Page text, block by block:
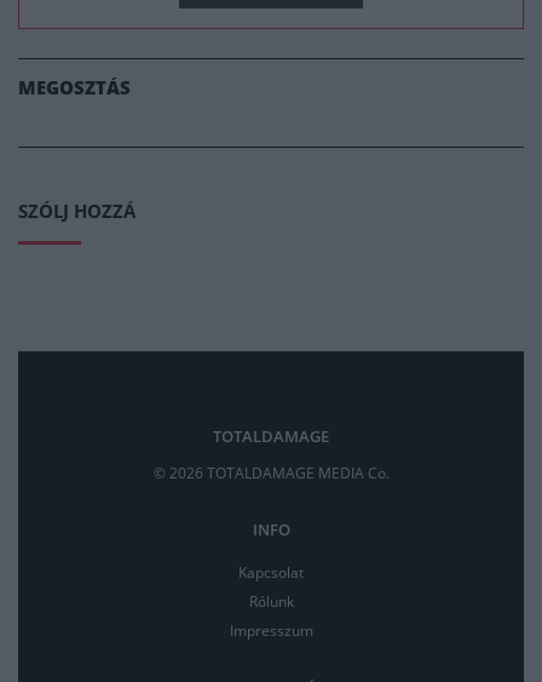
MEGOSZTÁS
SZÓLJ HOZZÁ
TOTALDAMAGE
© 2026 TOTALDAMAGE MEDIA Co.
INFO
Kapcsolat
Rólunk
Impresszum